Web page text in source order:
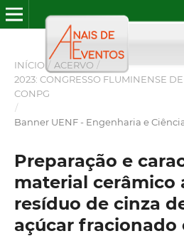
INÍCIO / ACERVO /
2023: CONGRESSO FLUMINENSE
CONPG
/
Banner UENF - Engenharia e
Preparação e
material cerâmico
resíduo de cinza
açúcar fracionado